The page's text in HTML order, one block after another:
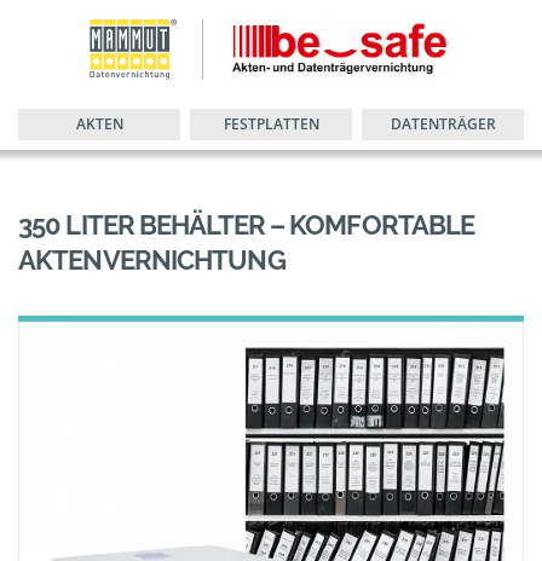
AKTEN FESTPLATTEN DATENTRÄGER
350 LITER BEHÄLTER – KOMFORTABLE
AKTENVERNICHTUNG